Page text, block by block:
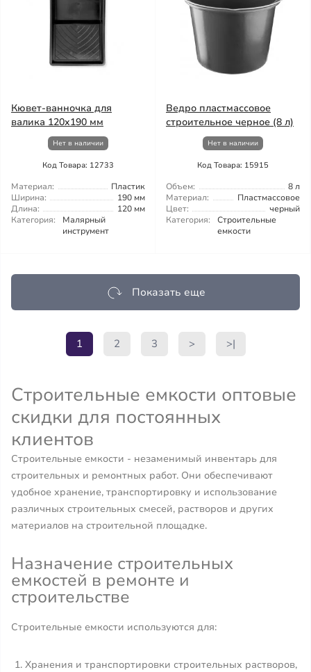
Кювет-ванночка для
валика 120x190 мм
Нет в наличии
Код Товара: 12733
Материал:
Пластик
Ширина:
190 мм
Длина:
120 мм
Категория:
Малярный
инструмент
Ведро пластмассовое
строительное черное (8 л)
Нет в наличии
Код Товара: 15915
Объем:
8 л
Материал:
Пластмассовое
Цвет:
черный
Категория:
Строительные
емкости
Показать еще
1 2 3 > >|
Строительные емкости оптовые
скидки для постоянных
клиентов
Строительные емкости - незаменимый инвентарь для
строительных и ремонтных работ. Они обеспечивают
удобное хранение, транспортировку и использование
различных строительных смесей, растворов и других
материалов на строительной площадке.
Назначение строительных
емкостей в ремонте и
строительстве
Строительные емкости используются для:
Хранения и транспортировки строительных растворов,